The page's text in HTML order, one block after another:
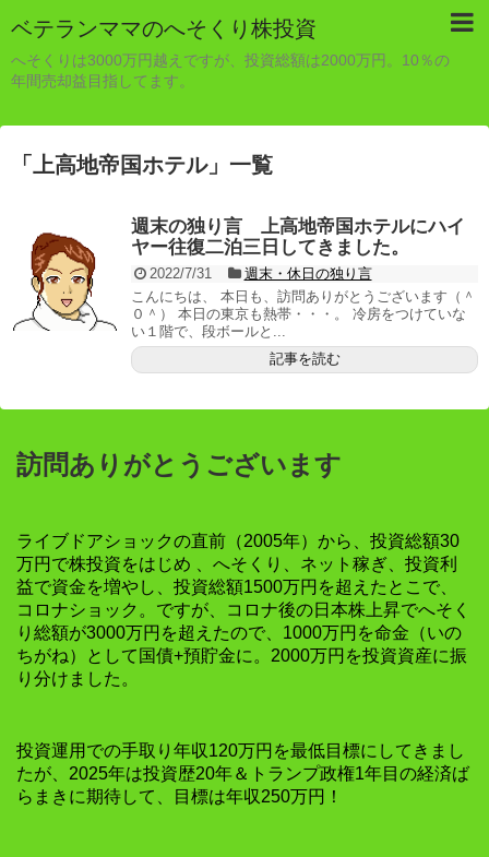
ベテランママのへそくり株投資
へそくりは3000万円越えですが、投資総額は2000万円。10％の
年間売却益目指してます。
「 上高地帝国ホテル」 一覧
週末の独り言 上高地帝国ホテルにハイ
ヤー往復二泊三日してきました。
2022/7/31
週末・休日の独り言
こんにちは、 本日も、訪問ありがとうございます（＾
０＾） 本日の東京も熱帯・・・。 冷房をつけていな
い１階で、段ボールと...
記事を読む
訪問ありがとうございます
ライブドアショックの直前（2005年）から、投資総額30
万円で株投資をはじめ 、へそくり、ネット稼ぎ、投資利
益で資金を増やし、投資総額1500万円を超えたとこで、
コロナショック。ですが、コロナ後の日本株上昇でへそく
り総額が3000万円を超えたので、1000万円を命金（いの
ちがね）として国債+預貯金に。2000万円を投資資産に振
り分けました。
投資運用での手取り年収120万円を最低目標にしてきまし
たが、2025年は投資歴20年＆トランプ政権1年目の経済ば
らまきに期待して、目標は年収250万円！